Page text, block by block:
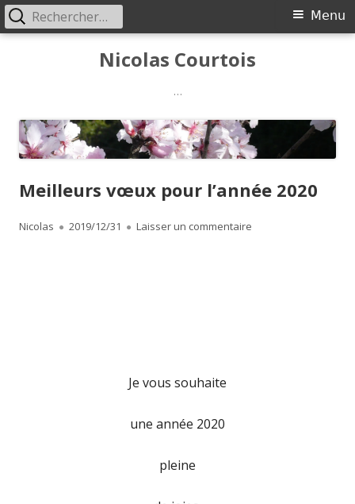
Nicolas Courtois
…
Menu
Menu
Rechercher :
Meilleurs vœux pour l’année 2020
Auteur
Nicolas
Publié
2019/12/31 Laisser un commentaire
Je vous souhaite
une année 2020
pleine